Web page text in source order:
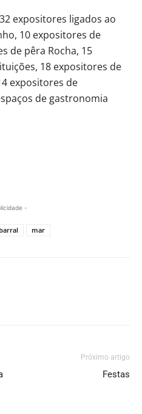
expositores ligados ao
10 expositores de
de pêra Rocha, 15
18 expositores de
expositores de
de gastronomia
-
mar
Próximo artigo
Festas